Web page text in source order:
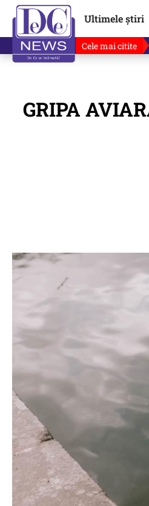
Ultimele știri
Cele mai citite
GRIPA